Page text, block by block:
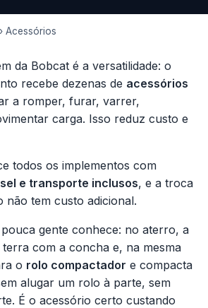
› Acessórios
da Bobcat é a versatilidade: o
recebe dezenas de acessórios
a romper, furar, varrer,
carga. Isso reduz custo e
todos os implementos com
e transporte inclusos, e a troca
não tem custo adicional.
gente conhece: no aterro, a
com a concha e, na mesma
o rolo compactador e compacta
alugar um rolo à parte, sem
É o acessório certo custando